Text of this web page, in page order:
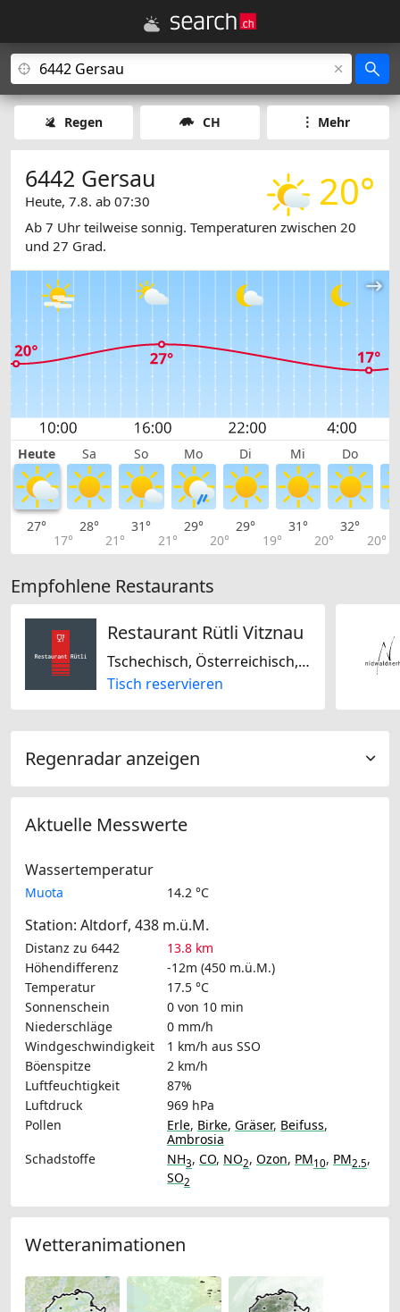
Regen CH Mehr
20°
6442 Gersau
Heute, 7.8. ab 07:30
Ab 7 Uhr teilweise sonnig. Temperaturen zwischen 20
und 27 Grad.
Heute Sa So Mo Di Mi Do
27°
17°
28°
21°
31°
21°
29°
20°
29°
19°
31°
20°
32°
20°
Empfohlene Restaurants
Restaurant Rütli Vitznau
Tschechisch, Österreichisch, Schweizerisch, International, Europäisch, Deutsch
Tisch reservieren
Regenradar anzeigen
Aktuelle Messwerte
Wassertemperatur
Muota 14.2 °C
Station: Altdorf, 438 m.ü.M.
Distanz zu 6442
13.8 km
Höhendifferenz
-12m (450 m.ü.M.)
Temperatur
17.5 °C
Sonnenschein
0 von 10 min
Niederschläge
0 mm/h
Windgeschwindigkeit
1 km/h aus SSO
Böenspitze
2 km/h
Luftfeuchtigkeit
87%
Luftdruck
969 hPa
Pollen
Erle, Birke, Gräser, Beifuss,
Ambrosia
Schadstoffe
NH3, CO, NO2, Ozon, PM10, PM2.5,
SO2
Wetteranimationen